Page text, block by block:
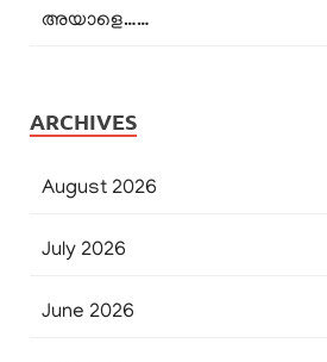
അയാളെ……
ARCHIVES
August 2026
July 2026
June 2026